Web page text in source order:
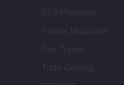
B2B Magazine
People Magazine
Day Travel
Tutto Gaming